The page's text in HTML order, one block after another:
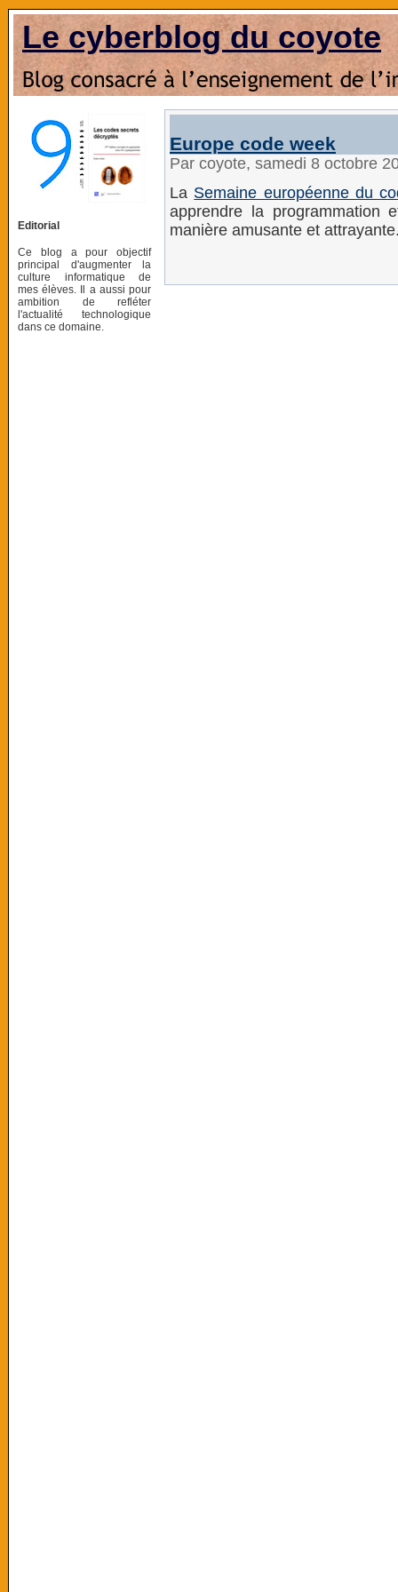
Le cyberblog du coyote
Editorial
Ce blog a pour objectif
principal d'augmenter la
culture informatique de
mes élèves. Il a aussi pour
ambition de refléter
l'actualité technologique
dans ce domaine.
Europe code week
Par coyote, samedi 8 octobre
La Semaine européenne du
apprendre la programmation
manière amusante et